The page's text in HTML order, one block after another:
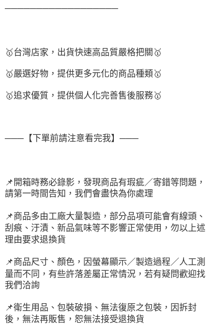
──────────────────
🥇 台灣店家，出貨快速高品質嚴格把關 🥇
🥇嚴選好物 ，提供更多元化的商品種類 🥇
🥇追求優質， 提供個人化完善售後服務🥇
───【下單前請注意看完我】───
📌 開箱時務必錄影，發現商品有瑕疵／寄錯等問題，
請第一時間告知，我們會盡快為你處理
📌商品多由工廠大量製造，部分品項可能會有線頭、
刮痕、汙漬、新品氣味等不影響正常使用，勿以上述
理由要求退換貨
📌商品尺寸、顏色，因螢幕顯示／製造過程／人工測
量而不同，有些許落差屬正常情況，若有疑問歡迎找
我們洽詢
📌衛生用品、包裝破損、無法復原之包裝，因拆封
後，無法再販售，恕無法接受退換貨